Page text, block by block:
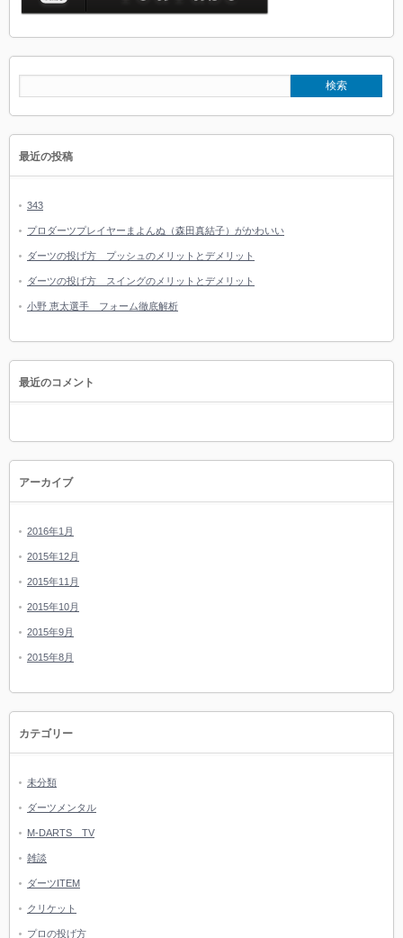
最近の投稿
343
プロダーツプレイヤーまよんぬ（森田真結子）がかわいい
ダーツの投げ方 プッシュのメリットとデメリット
ダーツの投げ方 スイングのメリットとデメリット
小野 恵太選手 フォーム徹底解析
最近のコメント
アーカイブ
2016年1月
2015年12月
2015年11月
2015年10月
2015年9月
2015年8月
カテゴリー
未分類
ダーツメンタル
M-DARTS TV
雑談
ダーツITEM
クリケット
プロの投げ方